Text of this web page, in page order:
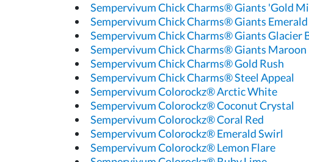
Sempervivum Chick Charms® Giants 'Gold
Sempervivum Chick Charms® Giants
Sempervivum Chick Charms® Giants Glacier
Sempervivum Chick Charms® Giants
Sempervivum Chick Charms® Gold Rush
Sempervivum Chick Charms® Steel Appeal
Sempervivum Colorockz® Arctic White
Sempervivum Colorockz® Coconut Crystal
Sempervivum Colorockz® Coral Red
Sempervivum Colorockz® Emerald Swirl
Sempervivum Colorockz® Lemon Flare